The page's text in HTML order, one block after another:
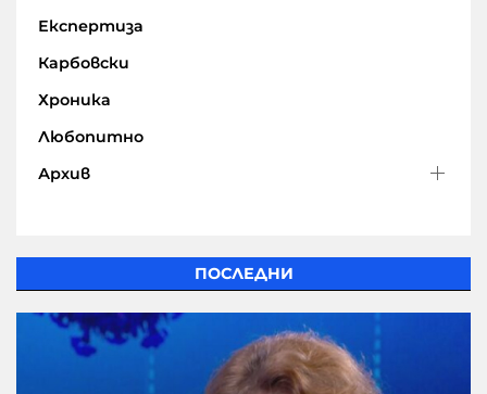
Експертиза
Карбовски
Хроника
Любопитно
Архив
ПОСЛЕДНИ